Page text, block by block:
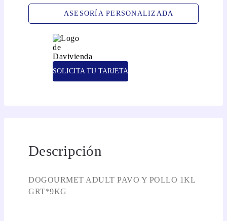
ASESORÍA PERSONALIZADA
SOLICITA TU TARJETA
Descripción
DOGOURMET ADULT PAVO Y POLLO 1KL
GRT*9KG